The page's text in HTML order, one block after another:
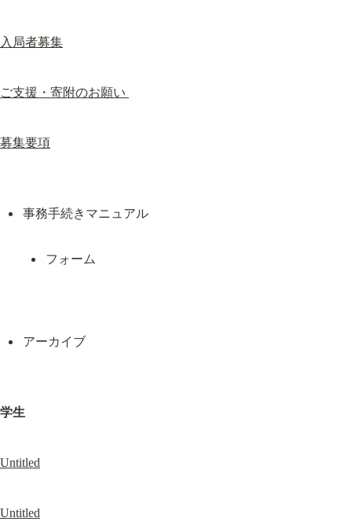
入局者募集
ご支援・寄附のお願い
募集要項
事務手続きマニュアル
フォーム
アーカイブ
学生
Untitled
Untitled